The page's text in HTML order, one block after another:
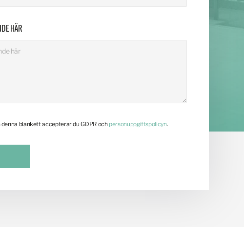
HÄR
blankett accepterar du GDPR ochpersonuppgiftspolicyn.